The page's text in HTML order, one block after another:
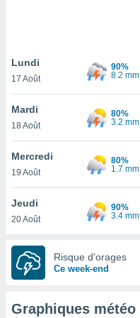
pas
de
à
cas,
que
sur le
et que
Lundi
17 Août
90%
8.2 mm
Mardi
18 Août
80%
3.2 mm
Mercredi
19 Août
80%
1.7 mm
Jeudi
20 Août
90%
3.4 mm
Risque d'orages
Ce week-end
Graphiques météo